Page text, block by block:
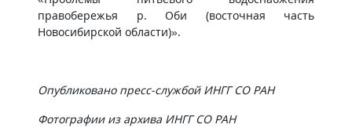
правобережья р. Оби (восточная часть
Новосибирской области)».
Опубликовано пресс-службой ИНГГ СО РАН
Фотографии из архива ИНГГ СО РАН